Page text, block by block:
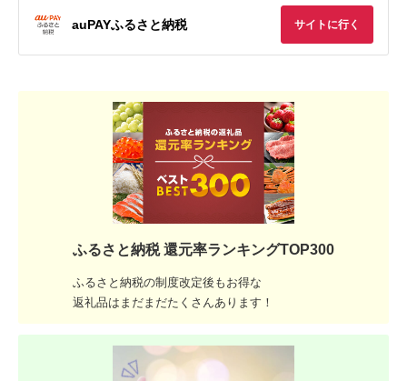
auPAYふるさと納税 サイトに行く
ふるさと納税 還元率ランキングTOP300
ふるさと納税の制度改定後もお得な
返礼品はまだまだたくさんあります！